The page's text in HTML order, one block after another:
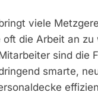
viele
die Arbeit an
sind die
smarte,